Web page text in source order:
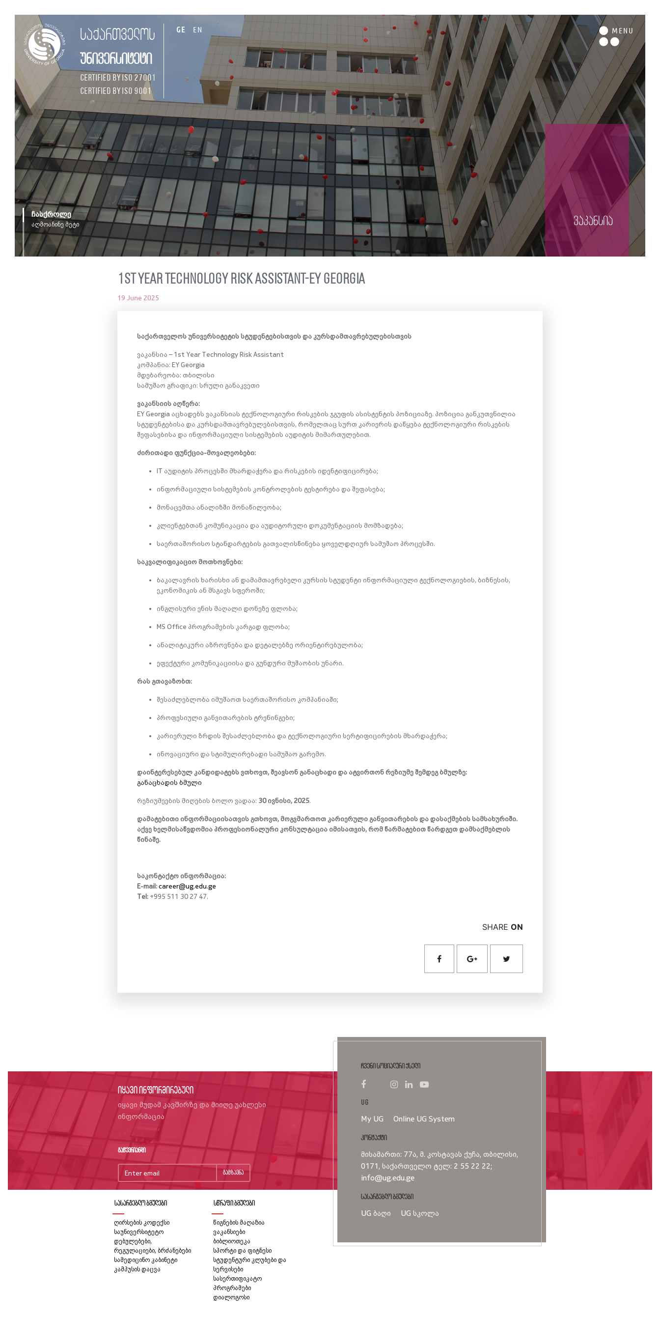
საქართველოს
უნივერსიტეტი
Certified by ISO 27001
Certified by ISO 9001
GE EN MENU
ჩასქროლე
აღმოაჩინე მეტი ვაკანსია
1st Year Technology Risk Assistant-EY Georgia
19 June 2025
საქართველოს უნივერსიტეტის სტუდენტებისთვის და კურსდამთავრებულებისთვის
ვაკანსია – 1st Year Technology Risk Assistant
კომპანია: EY Georgia
მდებარეობა: თბილისი
სამუშაო გრაფიკი: სრული განაკვეთი
ვაკანსიის აღწერა:
EY Georgia აცხადებს ვაკანსიას ტექნოლოგიური რისკების ჯგუფის ასისტენტის პოზიციაზე. პოზიცია განკუთვნილია
სტუდენტებისა და კურსდამთავრებულებისთვის, რომელთაც სურთ კარიერის დაწყება ტექნოლოგიური რისკების
შეფასებისა და ინფორმაციული სისტემების აუდიტის მიმართულებით.
ძირითადი ფუნქცია-მოვალეობები:
IT აუდიტის პროცესში მხარდაჭერა და რისკების იდენტიფიცირება;
ინფორმაციული სისტემების კონტროლების ტესტირება და შეფასება;
მონაცემთა ანალიზში მონაწილეობა;
კლიენტებთან კომუნიკაცია და აუდიტორული დოკუმენტაციის მომზადება;
საერთაშორისო სტანდარტების გათვალისწინება ყოველდღიურ სამუშაო პროცესში.
საკვალიფიკაციო მოთხოვნები:
ბაკალავრის ხარისხი ან დამამთავრებელი კურსის სტუდენტი ინფორმაციული ტექნოლოგიების, ბიზნესის,
ეკონომიკის ან მსგავს სფეროში;
ინგლისური ენის მაღალი დონეზე ფლობა;
MS Office პროგრამების კარგად ფლობა;
ანალიტიკური აზროვნება და დეტალებზე ორიენტირებულობა;
ეფექტური კომუნიკაციისა და გუნდური მუშაობის უნარი.
რას გთავაზობთ:
შესაძლებლობა იმუშაოთ საერთაშორისო კომპანიაში;
პროფესიული განვითარების ტრენინგები;
კარიერული ზრდის შესაძლებლობა და ტექნოლოგიური სერტიფიცირების მხარდაჭერა;
ინოვაციური და სტიმულირებადი სამუშაო გარემო.
დაინტერესებულ კანდიდატებს ვთხოვთ, შეავსონ განაცხადი და ატვირთონ რეზიუმე შემდეგ ბმულზე:
განაცხადის ბმული
რეზიუმეების მიღების ბოლო ვადაა: 30 ივნისი, 2025
დამატებითი ინფორმაციისათვის გთხოვთ, მოგვმართოთ კარიერული განვითარების და დასაქმების სამსახურიში.
აქვე ხელმისაწვდომია პროფესიონალური კონსულტაცია იმისათვის, რომ წარმატებით წარდგეთ დამსაქმებლის
წინაშე.
საკონტაქტო ინფორმაცია:
E-mail: career@ug.edu.ge
Tel: +995 511 30 27 47.
SHARE ON
იყავი ინფორმირებული
იყავი მუდამ კავშირზე და მიიღე უახლესი
ინფორმაცია
გაწევრიანდი
გაგზავნა
ჩვენი სოციალური ქსელი
UG
My UG Online UG System
კონტაქტი
მისამართი: 77ა, მ. კოსტავას ქუჩა, თბილისი,
0171, საქართველო ტელ: 2 55 22 22;
info@ug.edu.ge
სასარგებლო ბმულები
UG ბაღი UG სკოლა
სასარგებლო ბმულები
ღირსების კოდექსი
საუნივერსიტეტო
დებულებები,
რეგულაციები, ბრძანებები
სამედიცინო კაბინეტი
კამპუსის დაცვა
სწრაფი ბმულები
წიგნების მაღაზია
ვაკანსიები
ბიბლიოთეკა
სპორტი და ფიტნესი
სტუდენტური კლუბები და
სერვისები
სასერთიფიკატო
პროგრამები
დიალოგოსი